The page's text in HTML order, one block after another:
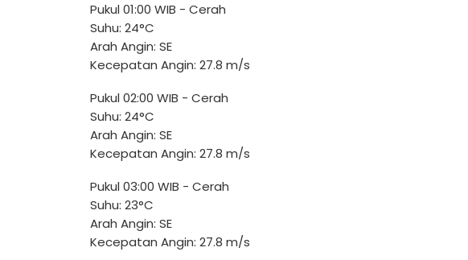
Pukul 01:00 WIB - Cerah
Suhu: 24°C
Arah Angin: SE
Kecepatan Angin: 27.8 m/s
Pukul 02:00 WIB - Cerah
Suhu: 24°C
Arah Angin: SE
Kecepatan Angin: 27.8 m/s
Pukul 03:00 WIB - Cerah
Suhu: 23°C
Arah Angin: SE
Kecepatan Angin: 27.8 m/s